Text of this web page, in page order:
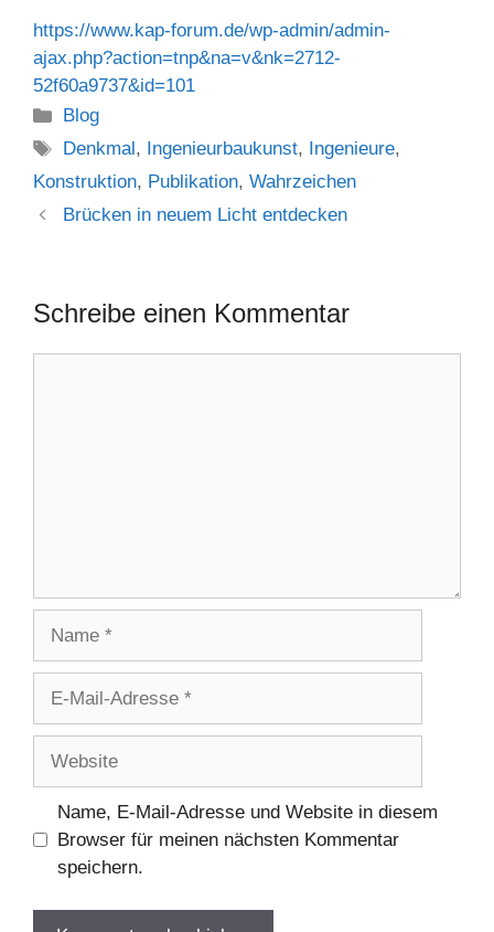
https://www.kap-forum.de/wp-admin/admin-
ajax.php?action=tnp&na=v&nk=2712-
52f60a9737&id=101
Kategorien
Blog
Schlagwörter
Denkmal , Ingenieurbaukunst, Ingenieure,
Konstruktion, Publikation, Wahrzeichen
Brücken in neuem Licht entdecken
Schreibe einen Kommentar
Adresse
Name, E-Mail-Adresse und Website in diesem
Browser für meinen nächsten Kommentar
speichern.